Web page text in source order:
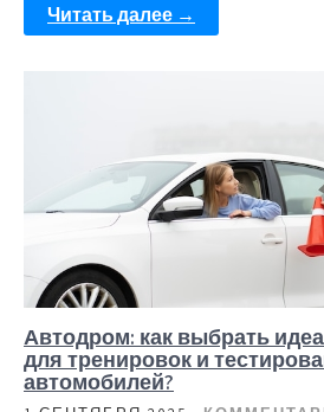
Читать далее →
Автодром: как выбрать
для тренировок и
автомобилей?